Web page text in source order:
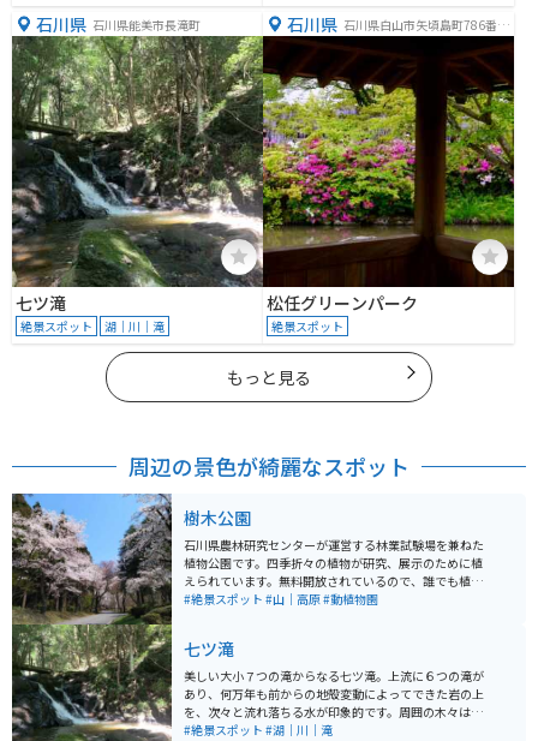
石川県 石川県能美市長滝町
七ツ滝
絶景スポット 湖｜川｜滝
石川県 石川県白山市矢頃島町786番地
松任グリーンパーク
絶景スポット
もっと見る
周辺の景色が綺麗なスポット
樹木公園
石川県農林研究センターが運営する林業試験場を兼ねた
植物公園です。四季折々の植物が研究、展示のために植
えられています。無料開放されているので、誰でも植物
を観ることができます。白山比咩神社からほど近く、お
#絶景スポット #山｜高原#動植物園
七ツ滝
美しい大小７つの滝からなる七ツ滝。上流に６つの滝が
あり、何万年も前からの地殻変動によってできた岩の上
を、次々と流れ落ちる水が印象的です。周囲の木々は新
緑や紅葉など訪れるごとに違う表情を見せてくれます。
#絶景スポット #湖｜川｜滝